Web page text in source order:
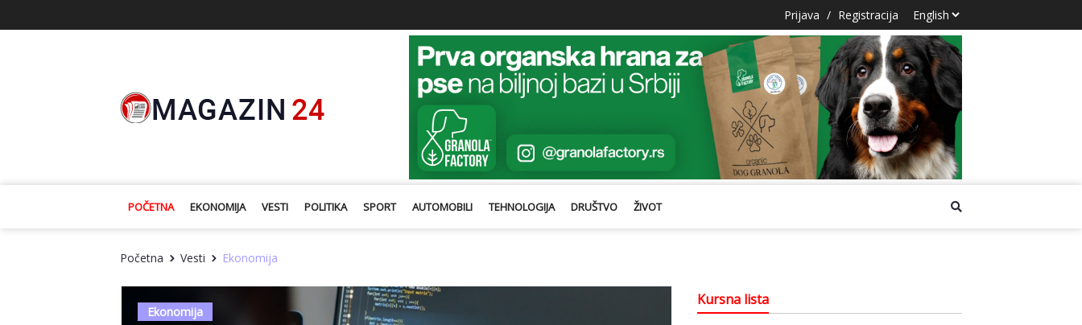
Prijava / Registracija
POČETNA EKONOMIJA VESTI POLITIKA SPORT AUTOMOBILI TEHNOLOGIJA DRUŠTVO ŽIVOT
Početna Vesti Ekonomija
Ekonomija
Kursna lista